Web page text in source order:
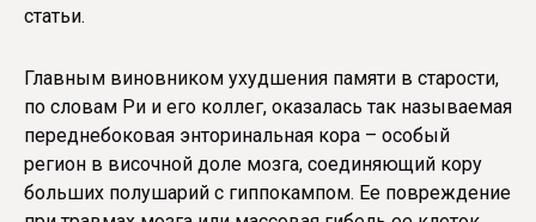
статьи.
Главным виновником ухудшения памяти в старости,
по словам Ри и его коллег, оказалась так называемая
переднебоковая энторинальная кора – особый
регион в височной доле мозга, соединяющий кору
больших полушарий с гиппокампом. Ее повреждение